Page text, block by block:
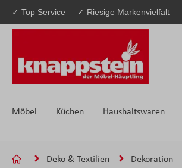
Hauptinhalt springen
Zur Suche springen
Zur Hauptnavigation springen
✓ Top Service ✓ Riesige Markenvielfalt
Möbel Küchen Haushaltswaren
Deko & Textilien Dekoration